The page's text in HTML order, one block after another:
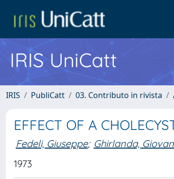
IRIS UniCatt
IRIS PubliCatt 03. Contributo in rivista
EFFECT OF A
Fedeli, Giuseppe; Ghirlanda,
1973